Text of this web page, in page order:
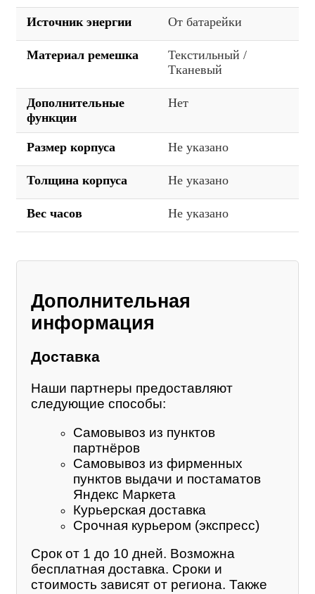
Источник энергии От батарейки
Материал ремешка
Текстильный /
Тканевый
Дополнительные
функции
Нет
Размер корпуса Не указано
Толщина корпуса Не указано
Вес часов Не указано
Дополнительная
информация
Доставка
Наши партнеры предоставляют
следующие способы:
Самовывоз из пунктов
партнёров
Самовывоз из фирменных
пунктов выдачи и постаматов
Яндекс Маркета
Курьерская доставка
Срочная курьером (экспресс)
Срок от 1 до 10 дней. Возможна
бесплатная доставка. Сроки и
стоимость зависят от региона. Также